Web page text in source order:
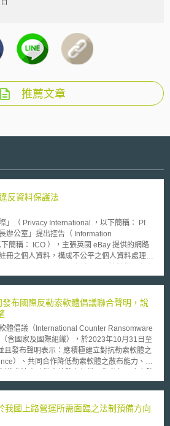
推薦文章
反資料保護法
（ Privacy International ，以下簡稱： PI
辦公室」提出控告（ Information
簡稱： ICO ），主張英國 eBay 提供的網路
冊之個人資料，構成不公平之個人資料處理，
外，還有一個 VeRO 方案，參與此方案的使用
斷有必要用於調查詐欺、智慧財產權侵害或是
， PI 於聲明中主張，「刪除個人資料」功能
功能之一，經由 PI 人員實際使用 eBay 網
「帳戶資訊與付款」 (account information &
項， PI 指出，一般合理的使用者無法花費大
能， eBay 此一行為明顯是為了該公司之利益
布國際反勒索軟體倡議聯合聲明，說
體倡議（International Counter Ransomware
含國家及國際組織），於2023年10月31日至
且發布聲明表示：應積極建立對抗勒索軟體之
）、共同合作降低勒索軟體之散布能力、追
。此外，亦發起利用人工智慧打擊勒索軟體之
我國上路營運所需面臨之法制預備方向